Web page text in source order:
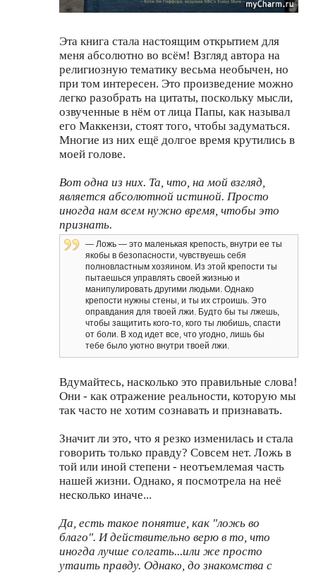
Эта книга стала настоящим открытием для
меня абсолютно во всём! Взгляд автора на
религиозную тематику весьма необычен, но
при том интересен. Это произведение можно
легко разобрать на цитаты, поскольку мысли,
озвученные в нём от лица Папы, как называл
его Маккензи, стоят того, чтобы задуматься.
Многие из них ещё долгое время крутились в
моей голове.
Вот одна из них. Та, что, на мой взгляд,
является абсолютной истиной. Просто
иногда нам всем нужно время, чтобы это
признать.
— Ложь — это маленькая крепость, внутри ее ты
якобы в безопасности, чувствуешь себя
полновластным хозяином. Из этой крепости ты
пытаешься управлять своей жизнью и
манипулировать другими людьми. Однако
крепости нужны стены, и ты их строишь. Это
оправдания для твоей лжи. Будто бы ты лжешь,
чтобы защитить кого-то, кого ты любишь, спасти
от боли. В ход идет все, что угодно, лишь бы
тебе было уютно внутри твоей лжи.
Вдумайтесь, насколько это правильные слова!
Они - как отражение реальности, которую мы
так часто не хотим сознавать и признавать.
Значит ли это, что я резко изменилась и стала
говорить только правду? Совсем нет. Ложь в
той или иной степени - неотъемлемая часть
нашей жизни. Однако, я посмотрела на неё
несколько иначе...
Да, есть такое понятие, как "ложь во
благо". И действительно верю в то, что
иногда лучше солгать...или же просто
утаить правду. Однако, до знакомства с